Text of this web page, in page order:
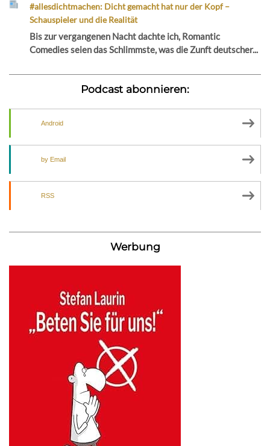
#allesdichtmachen: Dicht gemacht hat nur der Kopf –
Schauspieler und die Realität
Bis zur vergangenen Nacht dachte ich, Romantic
Comedies seien das Schlimmste, was die Zunft deutscher...
Podcast abonnieren:
Android
by Email
RSS
Werbung